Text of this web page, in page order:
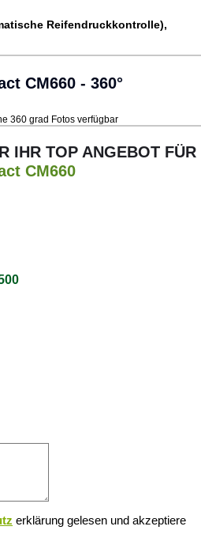
Reifendruckkontrolle),
CM660 - 360°
360 grad Fotos verfügbar
IHR TOP ANGEBOT FÜR
CM660
erklärung gelesen und akzeptiere